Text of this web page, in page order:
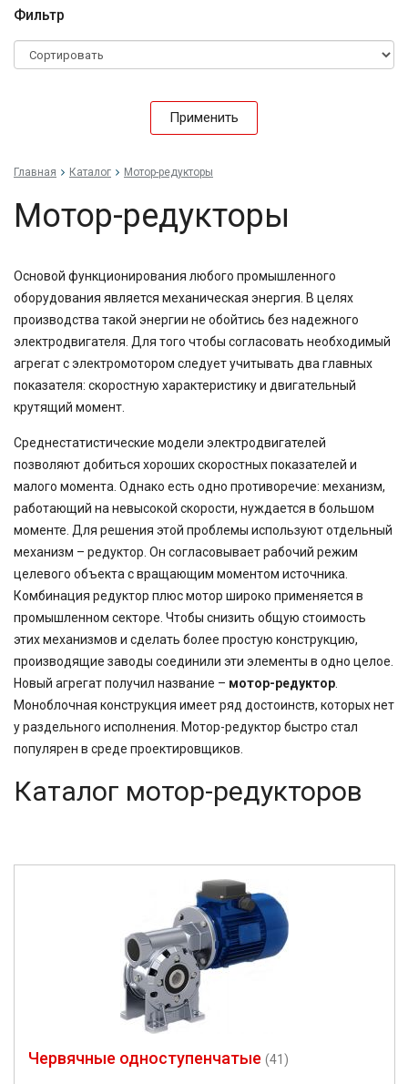
Фильтр
Применить
Главная Каталог Мотор-редукторы
Мотор-редукторы
Основой функционирования любого промышленного
оборудования является механическая энергия. В целях
производства такой энергии не обойтись без надежного
электродвигателя. Для того чтобы согласовать необходимый
агрегат с электромотором следует учитывать два главных
показателя: скоростную характеристику и двигательный
крутящий момент.
Среднестатистические модели электродвигателей
позволяют добиться хороших скоростных показателей и
малого момента. Однако есть одно противоречие: механизм,
работающий на невысокой скорости, нуждается в большом
моменте. Для решения этой проблемы используют отдельный
механизм – редуктор. Он согласовывает рабочий режим
целевого объекта с вращающим моментом источника.
Комбинация редуктор плюс мотор широко применяется в
промышленном секторе. Чтобы снизить общую стоимость
этих механизмов и сделать более простую конструкцию,
производящие заводы соединили эти элементы в одно целое.
Новый агрегат получил название – мотор-редуктор
Моноблочная конструкция имеет ряд достоинств, которых нет
у раздельного исполнения. Мотор-редуктор быстро стал
популярен в среде проектировщиков.
Каталог мотор-редукторов
Червячные одноступенчатые (41)